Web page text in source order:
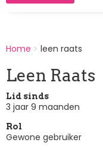
BREADCRUMBS
You
here:
Home leen raats
Leen Raats
Lid sinds
3 jaar 9 maanden
Rol
Gewone gebruiker